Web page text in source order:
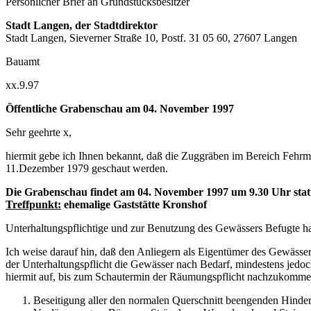
Stadt Langen, der Stadtdirektor
Stadt Langen, Sieverner Straße 10, Postf. 31 05 60, 27607 Langen
Bauamt
xx.9.97
Öffentliche Grabenschau am 04. November 1997
Sehr geehrte x,
hiermit gebe ich Ihnen bekannt, daß die Zuggräben im Bereich
11.Dezember 1979 geschaut werden.
Die Grabenschau findet am 04. November 1997 um 9.30 Uhr
Treffpunkt: ehemalige Gaststätte Kronshof
Unterhaltungspflichtige und zur Benutzung des Gewässers Befugte
Ich weise darauf hin, daß den Anliegern als Eigentümer des
der Unterhaltungspflicht die Gewässer nach Bedarf, mindestens
hiermit auf, bis zum Schautermin der Räumungspflicht
Beseitigung aller den normalen Querschnitt beengenden